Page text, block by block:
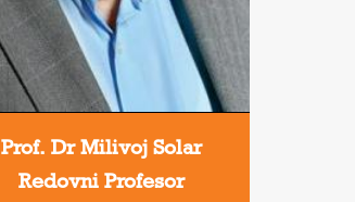
Prof. Dr Milivoj Solar
Redovni Profesor